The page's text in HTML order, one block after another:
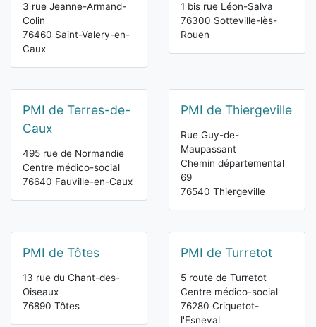
3 rue Jeanne-Armand-
Colin
76460 Saint-Valery-en-
Caux
1 bis rue Léon-Salva
76300 Sotteville-lès-
Rouen
PMI de Terres-de-
Caux
495 rue de Normandie
Centre médico-social
76640 Fauville-en-Caux
PMI de Thiergeville
Rue Guy-de-
Maupassant
Chemin départemental
69
76540 Thiergeville
PMI de Tôtes
13 rue du Chant-des-
Oiseaux
76890 Tôtes
PMI de Turretot
5 route de Turretot
Centre médico-social
76280 Criquetot-
l'Esneval